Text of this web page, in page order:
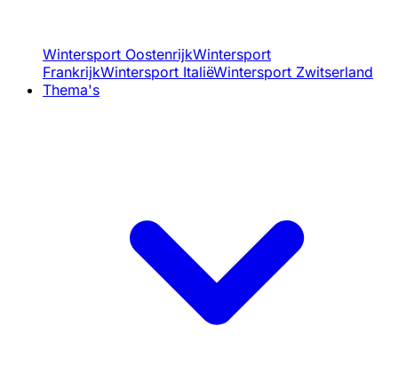
Wintersport OostenrijkWintersport
FrankrijkWintersport ItaliëWintersport Zwitserland
Thema's